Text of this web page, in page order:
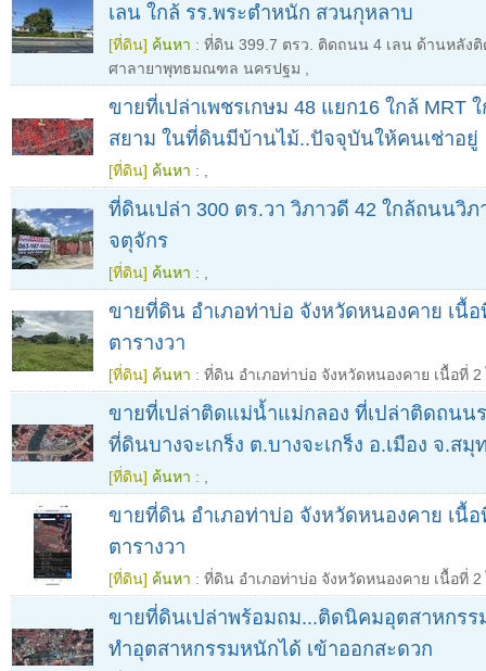
เลน ใกล้ รร.พระตำหนัก สวนกุหลาบ
[ที่ดิน] ค้นหา : ที่ดิน 399.7 ตรว. ติดถนน 4 เลน ด้านหลัง
ศาลายาพุทธมณฑล นครปฐม
ขายที่เปล่าเพชรเกษม 48 แยก16 ใกล้ MRT
สยาม ในที่ดินมีบ้านไม้..ปัจจุบันให้คนเช่าอยู่
[ที่ดิน] ค้นหา :
ที่ดินเปล่า 300 ตร.วา วิภาวดี 42 ใกล้ถนนวิภ
จตุจักร
[ที่ดิน] ค้นหา :
ขายที่ดิน อำเภอท่าบ่อ จังหวัดหนองคาย เนื้อ
ตารางวา
[ที่ดิน] ค้นหา : ที่ดิน อำเภอท่าบ่อ จังหวัดหนองคาย เนื้อที่ 2
ขายที่เปล่าติดแม่น้ำแม่กลอง ที่เปล่าติดถนน
ที่ดินบางจะเกร็ง ต.บางจะเกร็ง อ.เมือง จ.สมุ
[ที่ดิน] ค้นหา :
ขายที่ดิน อำเภอท่าบ่อ จังหวัดหนองคาย เนื้อ
ตารางวา
[ที่ดิน] ค้นหา : ที่ดิน อำเภอท่าบ่อ จังหวัดหนองคาย เนื้อที่ 2
ขายที่ดินเปล่าพร้อมถม...ติดนิคมอุตสาหกรร
ทำอุตสาหกรรมหนักได้ เข้าออกสะดวก